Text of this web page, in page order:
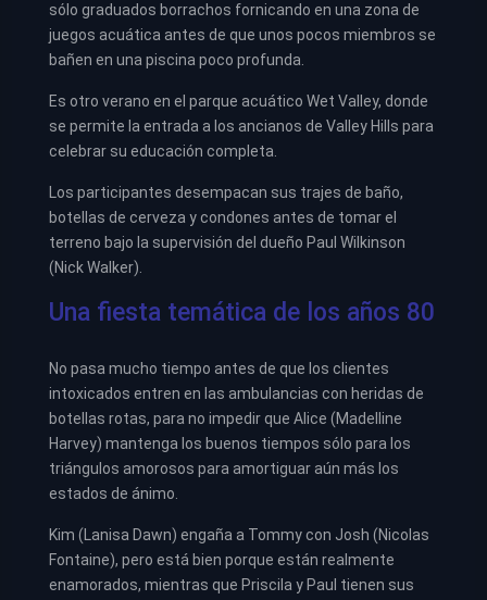
sólo graduados borrachos fornicando en una zona de
juegos acuática antes de que unos pocos miembros se
bañen en una piscina poco profunda.
Es otro verano en el parque acuático Wet Valley, donde
se permite la entrada a los ancianos de Valley Hills para
celebrar su educación completa.
Los participantes desempacan sus trajes de baño,
botellas de cerveza y condones antes de tomar el
terreno bajo la supervisión del dueño Paul Wilkinson
(Nick Walker).
Una fiesta temática de los años 80
No pasa mucho tiempo antes de que los clientes
intoxicados entren en las ambulancias con heridas de
botellas rotas, para no impedir que Alice (Madelline
Harvey) mantenga los buenos tiempos sólo para los
triángulos amorosos para amortiguar aún más los
estados de ánimo.
Kim (Lanisa Dawn) engaña a Tommy con Josh (Nicolas
Fontaine), pero está bien porque están realmente
enamorados, mientras que Priscila y Paul tienen sus